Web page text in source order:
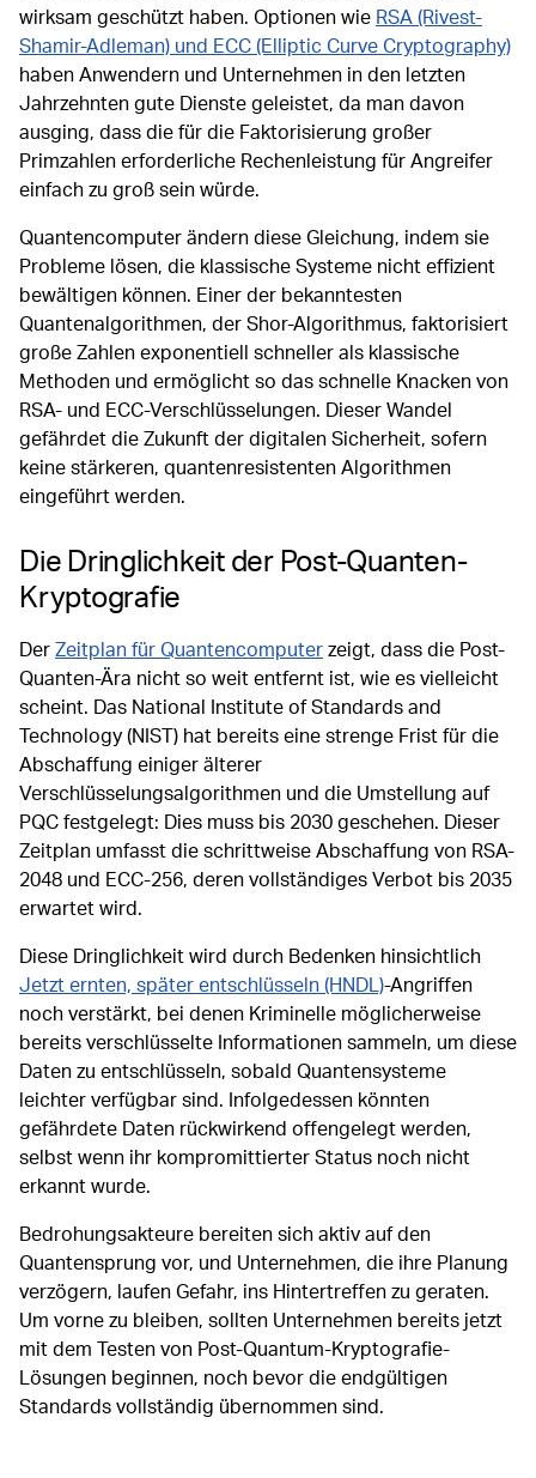
wirksam geschützt haben. Optionen wie RSA (Rivest-
Shamir-Adleman) und ECC (Elliptic Curve Cryptography)
haben Anwendern und Unternehmen in den letzten
Jahrzehnten gute Dienste geleistet, da man davon
ausging, dass die für die Faktorisierung großer
Primzahlen erforderliche Rechenleistung für Angreifer
einfach zu groß sein würde.
Quantencomputer ändern diese Gleichung, indem sie
Probleme lösen, die klassische Systeme nicht effizient
bewältigen können. Einer der bekanntesten
Quantenalgorithmen, der Shor-Algorithmus, faktorisiert
große Zahlen exponentiell schneller als klassische
Methoden und ermöglicht so das schnelle Knacken von
RSA- und ECC-Verschlüsselungen. Dieser Wandel
gefährdet die Zukunft der digitalen Sicherheit, sofern
keine stärkeren, quantenresistenten Algorithmen
eingeführt werden.
Die Dringlichkeit der Post-Quanten-
Kryptografie
Der Zeitplan für Quantencomputer zeigt, dass die Post-
Quanten-Ära nicht so weit entfernt ist, wie es vielleicht
scheint. Das National Institute of Standards and
Technology (NIST) hat bereits eine strenge Frist für die
Abschaffung einiger älterer
Verschlüsselungsalgorithmen und die Umstellung auf
PQC festgelegt: Dies muss bis 2030 geschehen. Dieser
Zeitplan umfasst die schrittweise Abschaffung von RSA-
2048 und ECC-256, deren vollständiges Verbot bis 2035
erwartet wird.
Diese Dringlichkeit wird durch Bedenken hinsichtlich
Jetzt ernten, später entschlüsseln (HNDL)-Angriffen
noch verstärkt, bei denen Kriminelle möglicherweise
bereits verschlüsselte Informationen sammeln, um diese
Daten zu entschlüsseln, sobald Quantensysteme
leichter verfügbar sind. Infolgedessen könnten
gefährdete Daten rückwirkend offengelegt werden,
selbst wenn ihr kompromittierter Status noch nicht
erkannt wurde.
Bedrohungsakteure bereiten sich aktiv auf den
Quantensprung vor, und Unternehmen, die ihre Planung
verzögern, laufen Gefahr, ins Hintertreffen zu geraten.
Um vorne zu bleiben, sollten Unternehmen bereits jetzt
mit dem Testen von Post-Quantum-Kryptografie-
Lösungen beginnen, noch bevor die endgültigen
Standards vollständig übernommen sind.